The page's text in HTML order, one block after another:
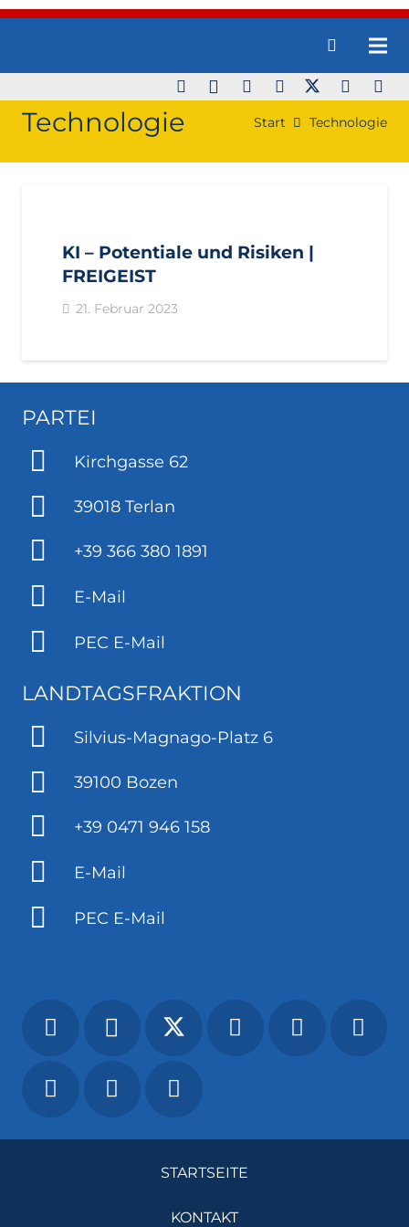
Technologie Start Technologie
KI – Potentiale und Risiken |
FREIGEIST
21. Februar 2023
PARTEI
Kirchgasse 62
39018 Terlan
+39 366 380 1891
E-Mail
PEC E-Mail
LANDTAGSFRAKTION
Silvius-Magnago-Platz 6
39100 Bozen
+39 0471 946 158
E-Mail
PEC E-Mail
STARTSEITE
KONTAKT